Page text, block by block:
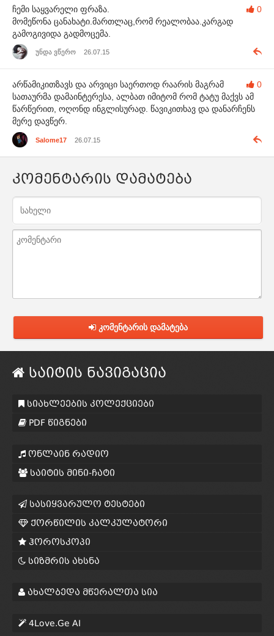
0
ჩემი საყვარელი ფრაზა.
მომეწონა ცანახატი.მართლაც,რომ რეალობაა.კარგად
გამოგივიდა გადმოცემა.
უნდა ვწერო 26.07.15
0
არწამიკითზავს და არვიცი საერთოდ რაარის მაგრამ
სათაურმა დამაინტერესა, ალბათ იმიტომ რომ ტატუ მაქვს ამ
წარწერით, ოღონდ ინგლისურად. წავიკითხავ და დანარჩენს
მერე დავწერ.
Salome17 26.07.15
კომენტარის დამატება
კომენტარის დამატება
საიტის ნავიგაცია
სიახლეების კოლექციები
PDF წიგნები
ონლაინ რადიო
საიტის მინი-ჩატი
სასიყვარულო ტესტები
ქორწილის კალკულატორი
ჰოროსკოპი
სიზმრის ახსნა
ახალბედა მწერალთა სია
4Love.Ge AI